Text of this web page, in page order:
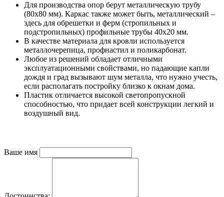
Для производства опор берут металлическую трубу
(80х80 мм). Каркас также может быть, металлический –
здесь для обрешетки и ферм (стропильных и
подстропильных) профильные трубы 40х20 мм.
В качестве материала для кровли используется
металлочерепица, профнастил и поликарбонат.
Любое из решений обладает отличными
эксплуатационными свойствами, но падающие капли
дождя и град вызывают шум металла, что нужно учесть,
если располагать постройку близко к окнам дома.
Пластик отличается высокой светопропускной
способностью, что придает всей конструкции легкий и
воздушный вид.
Ваше имя